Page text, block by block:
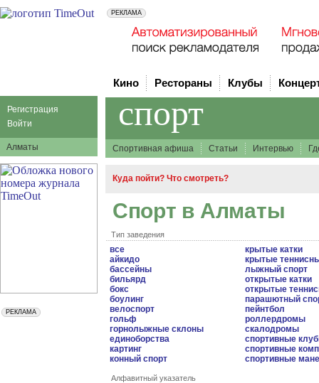
Регистрация
Войти
Алматы
Кино Рестораны Клубы
спорт
Спортивная афиша Статьи Интервью
Куда пойти? Что смотреть?
Спорт в Алматы
Тип заведения
все
айкидо
бассейны
бильярд
бокс
боулинг
велоспорт
гольф
горнолыжные склоны
единоборства
картинг
конный спорт
крытые катки
крытые
лыжный спорт
открытые катки
открытые
парашютный
пейнтбол
роллердромы
скалодромы
спортивные
спортивные
спортивные
Алфавитный указатель